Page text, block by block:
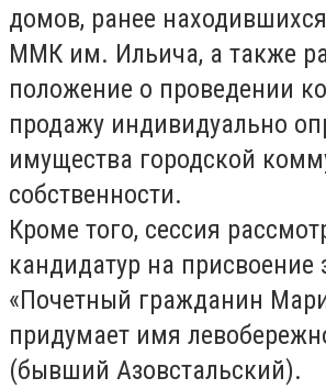
домов, ранее
ММК им. Ильича, а также
положение о проведении
продажу индивидуально
имущества городской
собственности.
Кроме того, сессия
кандидатур на присвоение
«Почетный гражданин
придумает имя
(бывший Азовстальский).